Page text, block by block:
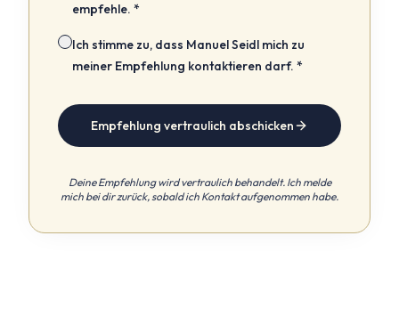
empfehle. *
Ich stimme zu, dass Manuel Seidl mich zu
meiner Empfehlung kontaktieren darf. *
Empfehlung vertraulich abschicken
Deine Empfehlung wird vertraulich behandelt. Ich melde
mich bei dir zurück, sobald ich Kontakt aufgenommen habe.